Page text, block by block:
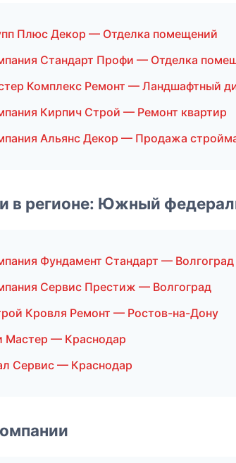
Плюс Декор — Отделка помещений
Стандарт Профи — Отделка
Комплекс Ремонт — Ландшафтный
Кирпич Строй — Ремонт квартир
Альянс Декор — Продажа
в регионе: Южный
Фундамент Стандарт — Волгоград
Сервис Престиж — Волгоград
Кровля Ремонт — Ростов-на-Дону
Мастер — Краснодар
Сервис — Краснодар